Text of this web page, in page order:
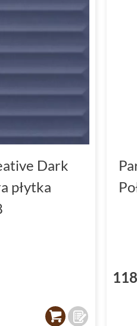
Dark
płytka